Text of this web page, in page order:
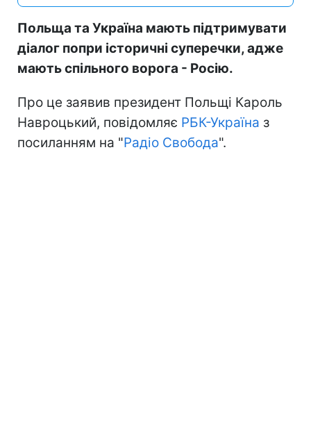
Польща та Україна мають підтримувати
діалог попри історичні суперечки, адже
мають спільного ворога - Росію.
Про це заявив президент Польщі Кароль
Навроцький, повідомляє РБК-Україна з
посиланням на "Радіо Свобода".